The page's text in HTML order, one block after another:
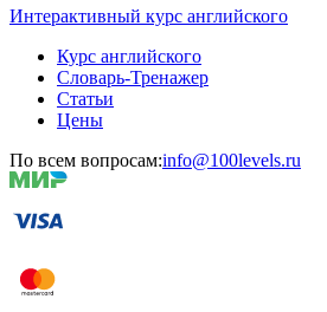
Интерактивный курс английского
Курс английского
Словарь-Тренажер
Статьи
Цены
По всем вопросам:info@100levels.ru